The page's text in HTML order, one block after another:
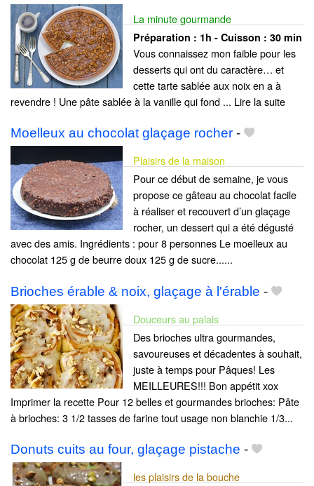
La minute gourmande
Préparation : 1h - Cuisson : 30 min
Vous connaissez mon faible pour les
desserts qui ont du caractère… et
cette tarte sablée aux noix en a à
revendre ! Une pâte sablée à la vanille qui fond ... Lire la suite
Moelleux au chocolat glaçage rocher -
Plaisirs de la maison
Pour ce début de semaine, je vous
propose ce gâteau au chocolat facile
à réaliser et recouvert d’un glaçage
rocher, un dessert qui a été dégusté
avec des amis. Ingrédients : pour 8 personnes Le moelleux au
chocolat 125 g de beurre doux 125 g de sucre......
Brioches érable & noix, glaçage à l'érable -
Douceurs au palais
Des brioches ultra gourmandes,
savoureuses et décadentes à souhait,
juste à temps pour Pâques! Les
MEILLEURES!!! Bon appétit xox
Imprimer la recette Pour 12 belles et gourmandes brioches: Pâte
à brioches: 3 1/2 tasses de farine tout usage non blanchie 1/3...
Donuts cuits au four, glaçage pistache -
les plaisirs de la bouche